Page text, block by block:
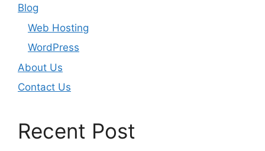
Blog
Web Hosting
WordPress
About Us
Contact Us
Recent Post